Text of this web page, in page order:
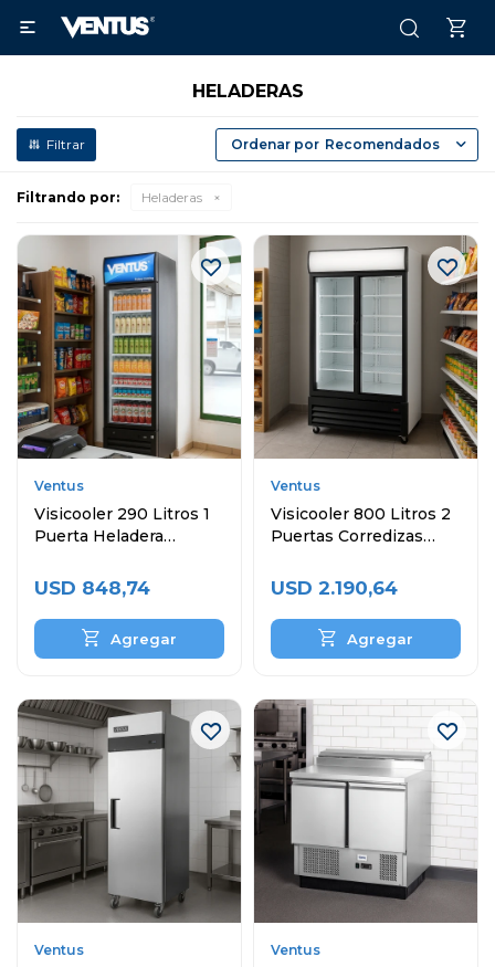

HELADERAS
Recomendados
Filtrando por: Heladeras
Ventus
Visicooler 290 Litros 1
Puerta Heladera
USD 848,74
Ventus
Visicooler 800 Litros 2
Puertas Corredizas
USD 2.190,64
Ventus Ventus